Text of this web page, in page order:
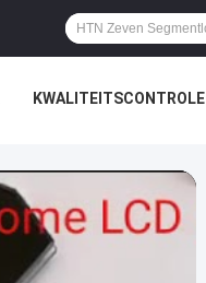
KWALITEITSCONTROLE